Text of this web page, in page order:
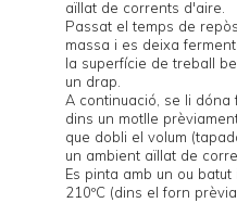
aïllat de corrents d'aire.
Passat el temps de
massa i es deixa
la superfície de treball
un drap.
A continuació, se li dóna
dins un motlle
que dobli el volum
un ambient aïllat de
Es pinta amb un ou
210ºC (dins el forn